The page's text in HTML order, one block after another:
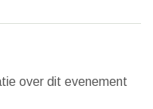
over dit evenement